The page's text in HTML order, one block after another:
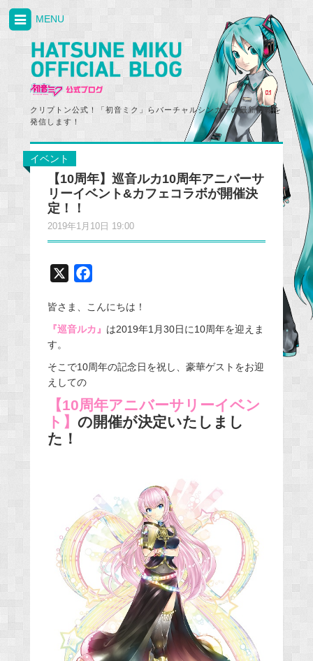
クリプトン公式！「初音ミク」らバーチャルシンガーの最新情報を
発信します！
MENU
イベント
【10周年】巡音ルカ10周年アニバーサ
リーイベント&カフェコラボが開催決
定！！
2019年1月10日 19:00
c
e
o
k
皆さま、こんにちは！
『巡音ルカ』 は2019年1月30日に10周年を迎えま
す。
そこで10周年の記念日を祝し、豪華ゲストをお迎
えしての
【10周年アニバーサリーイベン
ト】 の開催が決定いたしまし
た！